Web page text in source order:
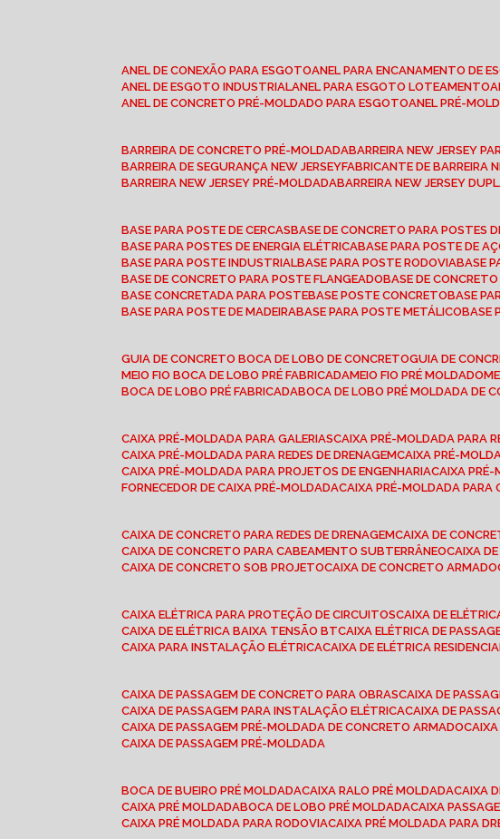
ANEL DE CONEXÃO PARA ESGOTO ANEL PARA ENCANAMENTO DE
ANEL DE ESGOTO INDUSTRIAL ANEL PARA ESGOTO LOTEAMENTO
ANEL DE CONCRETO PRÉ-MOLDADO PARA ESGOTO ANEL PRÉ-
BARREIRA DE CONCRETO PRÉ-MOLDADA BARREIRA NEW JERSEY
BARREIRA DE SEGURANÇA NEW JERSEY FABRICANTE DE BARREIRA
BARREIRA NEW JERSEY PRÉ-MOLDADA BARREIRA NEW JERSEY
BASE PARA POSTE DE CERCAS BASE DE CONCRETO PARA POSTES
BASE PARA POSTES DE ENERGIA ELÉTRICA BASE PARA POSTE DE
BASE PARA POSTE INDUSTRIAL BASE PARA POSTE RODOVIA BASE
BASE DE CONCRETO PARA POSTE FLANGEADO BASE DE
BASE CONCRETADA PARA POSTE BASE POSTE CONCRETO BASE
BASE PARA POSTE DE MADEIRA BASE PARA POSTE METÁLICO
GUIA DE CONCRETO BOCA DE LOBO DE CONCRETO
GUIA DE
MEIO FIO BOCA DE LOBO PRÉ FABRICADA
MEIO FIO PRÉ MOLDADO
BOCA DE LOBO PRÉ FABRICADA BOCA DE LOBO PRÉ MOLDADA DE
CAIXA PRÉ-MOLDADA PARA GALERIAS CAIXA PRÉ-MOLDADA PARA
CAIXA PRÉ-MOLDADA PARA REDES DE DRENAGEM CAIXA PRÉ-
CAIXA PRÉ-MOLDADA PARA PROJETOS DE ENGENHARIA CAIXA
FORNECEDOR DE CAIXA PRÉ-MOLDADA CAIXA PRÉ-MOLDADA PARA
CAIXA DE CONCRETO PARA REDES DE DRENAGEM CAIXA DE
CAIXA DE CONCRETO PARA CABEAMENTO SUBTERRÂNEO CAIXA
CAIXA DE CONCRETO SOB PROJETO CAIXA DE CONCRETO ARMADO
CAIXA ELÉTRICA PARA PROTEÇÃO DE CIRCUITOS CAIXA DE
CAIXA DE ELÉTRICA BAIXA TENSÃO BT CAIXA ELÉTRICA DE
CAIXA PARA INSTALAÇÃO ELÉTRICA CAIXA DE ELÉTRICA
CAIXA DE PASSAGEM DE CONCRETO PARA OBRAS CAIXA DE
CAIXA DE PASSAGEM PARA INSTALAÇÃO ELÉTRICA CAIXA DE
CAIXA DE PASSAGEM PRÉ-MOLDADA DE CONCRETO ARMADO
CAIXA DE PASSAGEM PRÉ-MOLDADA
BOCA DE BUEIRO PRÉ MOLDADA CAIXA RALO PRÉ MOLDADA CAIXA
CAIXA PRÉ MOLDADA BOCA DE LOBO PRÉ MOLDADA CAIXA
CAIXA PRÉ MOLDADA PARA RODOVIA CAIXA PRÉ MOLDADA PARA